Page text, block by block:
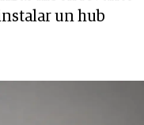
un hub